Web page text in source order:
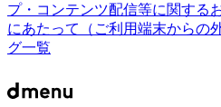
プ・コンテンツ配信等に関する
にあたって（ご利用端末からの
グ一覧